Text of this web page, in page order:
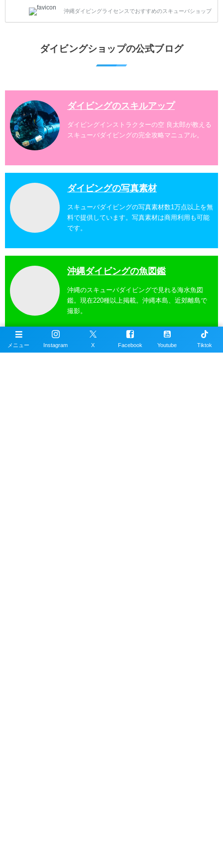
グスポットを紹介します。 当スクールは、沖縄本島で
は北谷町、嘉手納町、読谷村、恩納村、名護市、本部
案内しております。 ダイビングライセンスをお持ちの
沖縄ダイビングライセンスでおすすめのスキューバショップ
ダイビングショップの公式ブログ
ダイビングのスキルアップ
ダイビングインストラクターの空 良太郎が教える
スキューバダイビングの完全攻略マニュアル。
ダイビングの写真素材
スキューバダイビングの写真素材数1万点以上を無
料で提供しています。写真素材は商用利用も可能
です。
沖縄ダイビングの魚図鑑
沖縄のスキューバダイビングで見れる海水魚図
鑑。現在220種以上掲載。沖縄本島、近郊離島で
撮影。
沖縄ダイビングスポット
メニュー Instagram X Facebook Youtube Tiktok